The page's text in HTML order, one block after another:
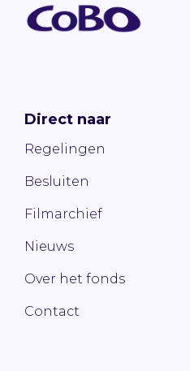
Direct naar
Regelingen
Besluiten
Filmarchief
Nieuws
Over het fonds
Contact